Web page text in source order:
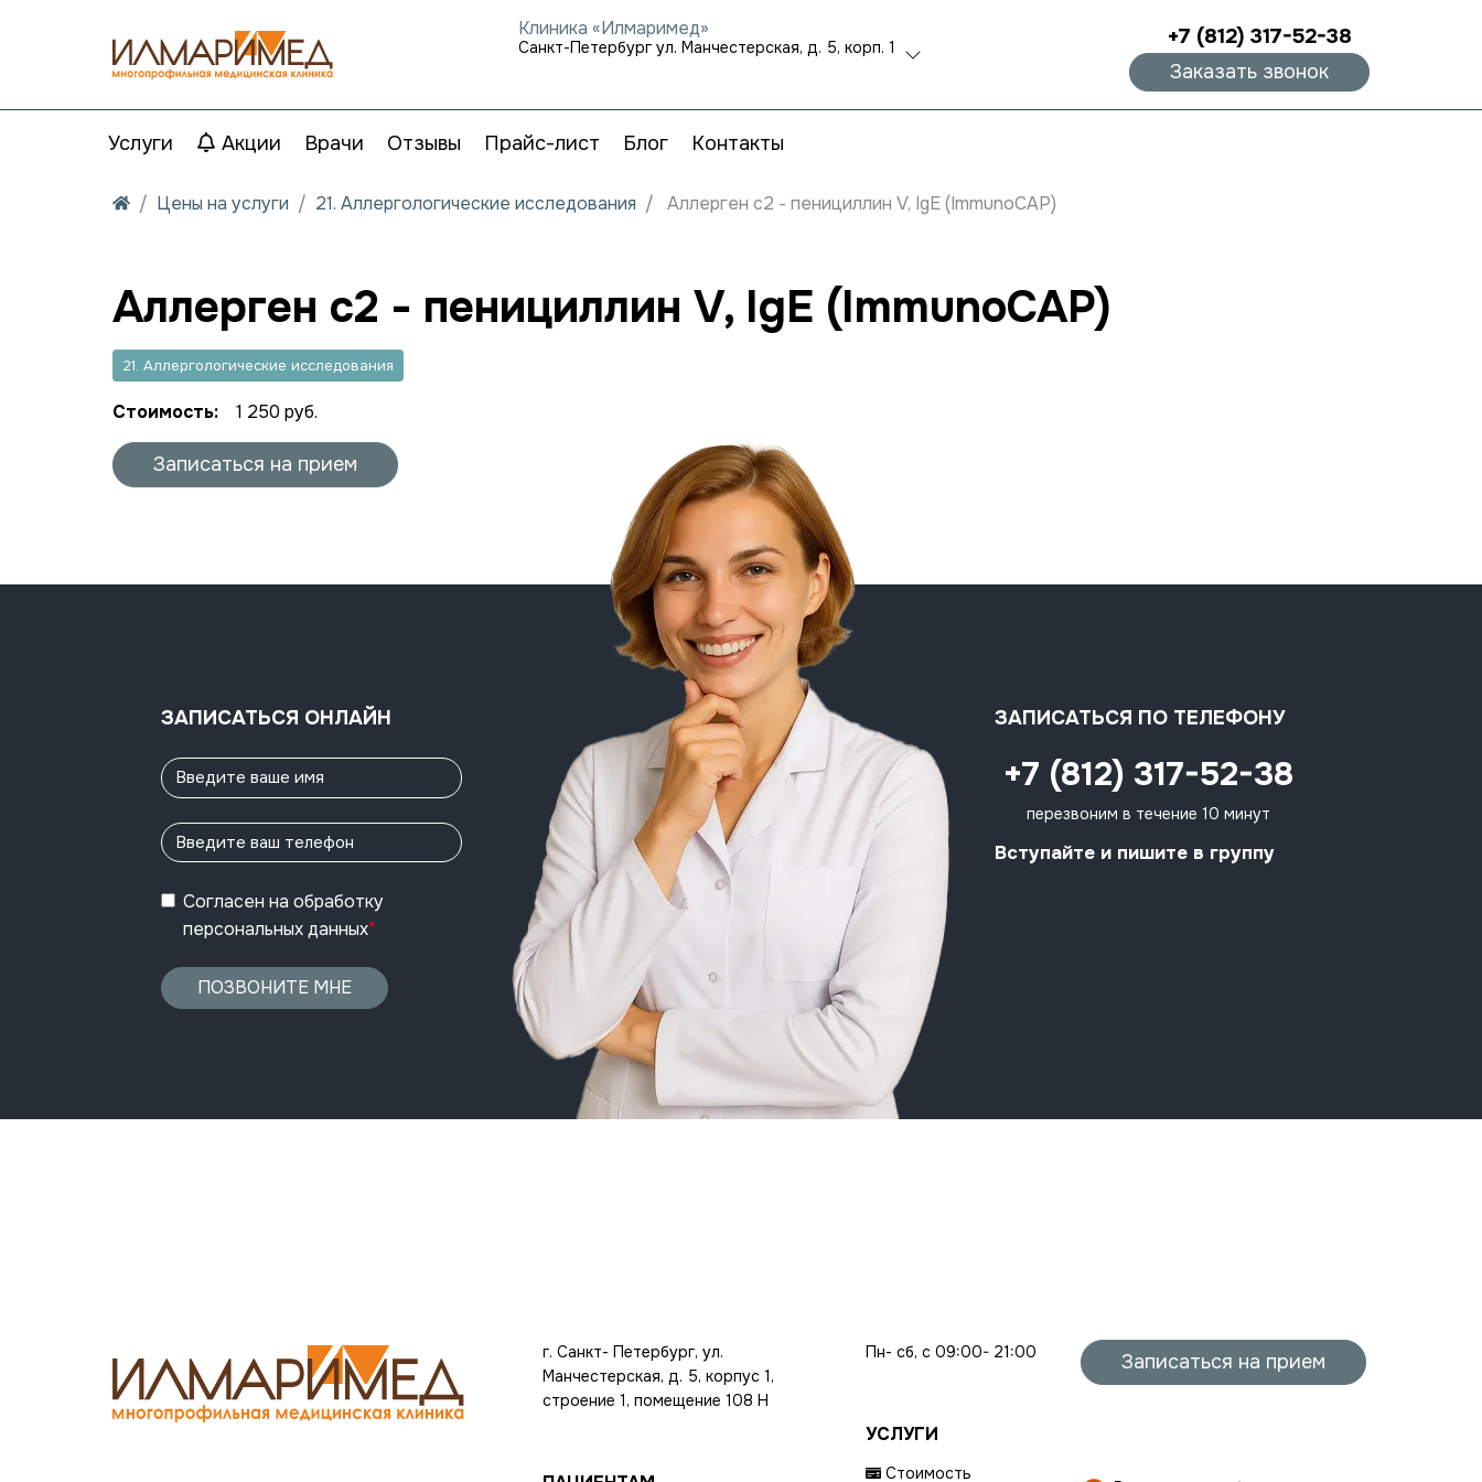
Клиника «Илмаримед»
Санкт-Петербург ул. Манчестерская, д. 5, корп. 1 +7 (812) 317-52-38
Заказать звонок
Услуги Акции Врачи Отзывы Прайс-лист Блог Контакты
Цены на услуги 21. Аллергологические исследования Аллерген c2 - пенициллин V, IgE (ImmunoCAP)
Аллерген c2 - пенициллин V, IgE (ImmunoCAP)
21. Аллергологические исследования
Стоимость: 1 250 руб.
Записаться на прием
ЗАПИСАТЬСЯ ОНЛАЙН
Согласен на обработку
персональных данных*
ПОЗВОНИТЕ МНЕ
ЗАПИСАТЬСЯ ПО ТЕЛЕФОНУ
+7 (812) 317-52-38
перезвоним в течение 10 минут
Вступайте и пишите в группу
г. Санкт- Петербург, ул.
Манчестерская, д. 5, корпус 1,
строение 1, помещение 108 Н
Пн- сб, с 09:00- 21:00
УСЛУГИ
Стоимость
Записаться на прием